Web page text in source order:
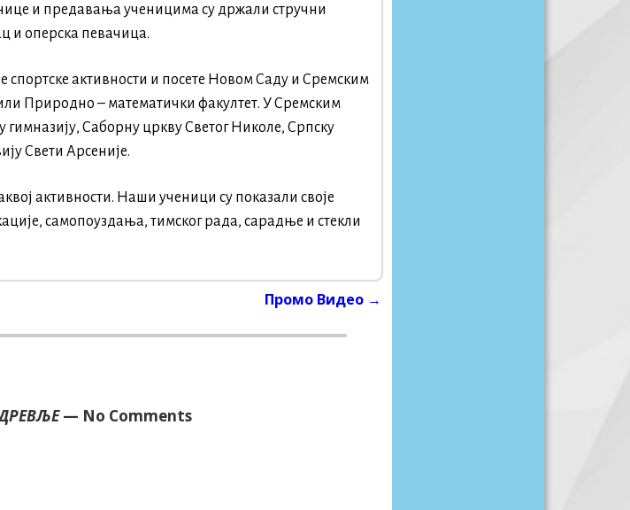
и предавања ученицима су држали стручни
и оперска певачица.
спортске активности и посете Новом Саду и Сремским
Природно – математички факултет. У Сремским
Саборну цркву Светог Николе, Српску
Свети Арсеније.
активности. Наши ученици су показали своје
самопоуздања, тимског рада, сарадње и стекли
Промо Видео →
— No Comments